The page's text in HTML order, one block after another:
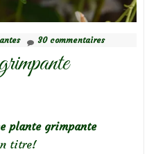
30 commentaires
plante grimpante
titre!